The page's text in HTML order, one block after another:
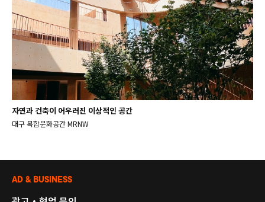
자연과 건축이 어우러진 이상적인 공간
대구 복합문화공간 MRNW
AD & BUSINESS